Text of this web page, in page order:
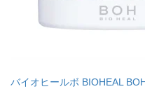
バイオヒールボ BIOHEAL